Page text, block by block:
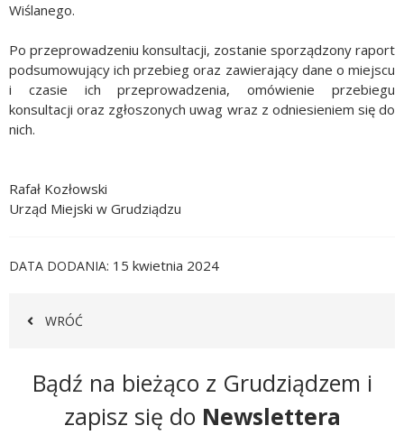
Wiślanego.
Po przeprowadzeniu konsultacji, zostanie sporządzony raport
podsumowujący ich przebieg oraz zawierający dane o miejscu
i czasie ich przeprowadzenia, omówienie przebiegu
konsultacji oraz zgłoszonych uwag wraz z odniesieniem się do
nich.
Rafał Kozłowski
Urząd Miejski w Grudziądzu
DATA DODANIA 15 kwietnia 2024
WRÓĆ
Newsletter
Bądź na bieżąco z Grudziądzem i
zapisz się do Newslettera